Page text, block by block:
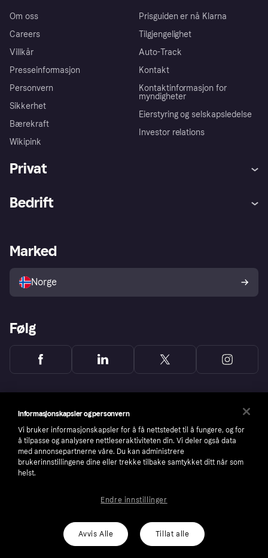
Om oss
Careers
Villkår
Presseinformasjon
Personvern
Sikkerhet
Bærekraft
Wikipink
Prisguiden er nå Klarna
Tilgjengelighet
Auto-Track
Kontakt
Kontaktinformasjon for
myndigheter
Eierstyring og selskapsledelse
Investor relations
Privat
Utforsk butikker
Bedrift
Merchant portal
Marked
Norge
Følg
number: 556737-0431
Cookies Klarna.com
Informasjonskapsler og personvern
Vi bruker informasjonskapsler for å få nettstedet til å fungere, og for
å tilpasse og analysere nettleseraktiviteten din. Vi deler også data
med annonsepartnerne våre. Du kan administrere
brukerinnstillingene dine eller trekke tilbake samtykket ditt når som
helst.
Avvis Alle Tillat alle
Endre innstillinger